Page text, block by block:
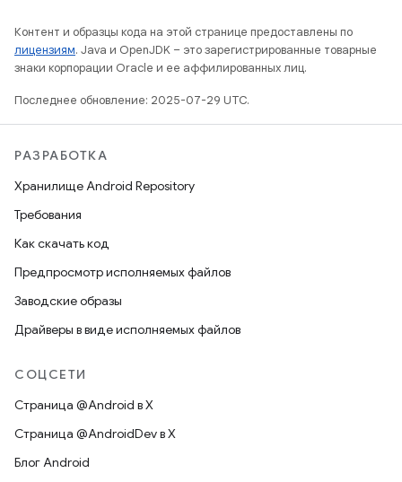
Контент и образцы кода на этой странице предоставлены по
лицензиям. Java и OpenJDK – это зарегистрированные товарные
знаки корпорации Oracle и ее аффилированных лиц.
Последнее обновление: 2025-07-29 UTC.
РАЗРАБОТКА
Хранилище Android Repository
Требования
Как скачать код
Предпросмотр исполняемых файлов
Заводские образы
Драйверы в виде исполняемых файлов
СОЦСЕТИ
Страница @Android в X
Страница @AndroidDev в X
Блог Android